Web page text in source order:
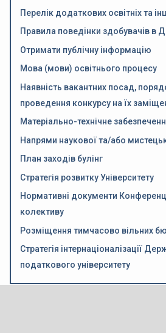
Перелік додаткових освітніх та
Правила поведінки здобувачів в
Отримати публічну інформацію
Мова (мови) освітнього процесу
Наявність вакантних посад,
проведення конкурсу на їх
Матеріально-технічне
Напрями наукової та/або
План заходів булінг
Стратегія розвитку Університету
Нормативні документи
колективу
Розміщення тимчасово вільних
Стратегія інтернаціоналізації
податкового університету